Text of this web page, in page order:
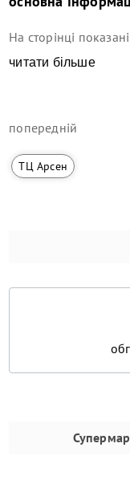
На сторінці
читати більше
попередній
ТЦ Арсен